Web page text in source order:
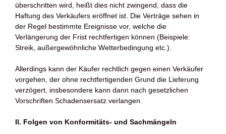
überschritten wird, heißt dies nicht zwingend, dass die
Haftung des Verkäufers eröffnet ist. Die Verträge sehen in
der Regel bestimmte Ereignisse vor, welche die
Verlängerung der Frist rechtfertigen können (Beispiele:
Streik, außergewöhnliche Wetterbedingung etc.).
Allerdings kann der Käufer rechtlich gegen einen Verkäufer
vorgehen, der ohne rechtfertigenden Grund die Lieferung
verzögert, insbesondere kann dann nach gesetzlichen
Vorschriften Schadensersatz verlangen.
II. Folgen von Konformitäts- und Sachmängeln